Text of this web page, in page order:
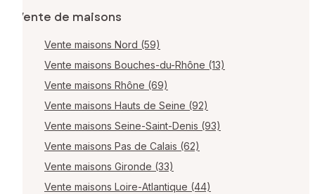
Vente de maisons
Vente maisons Nord (59)
Vente maisons Bouches-du-Rhône (13)
Vente maisons Rhône (69)
Vente maisons Hauts de Seine (92)
Vente maisons Seine-Saint-Denis (93)
Vente maisons Pas de Calais (62)
Vente maisons Gironde (33)
Vente maisons Loire-Atlantique (44)